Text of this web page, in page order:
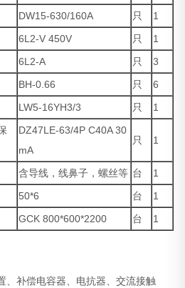
DW15-630/160A 只
1
6L2-V 450V 只
1
6L2-A 只
3
BH-0.66 只
6
LW5-16YH3/3 只
1
DZ47LE-63/4P C40A 30
mA
只 1
含导线，线鼻子，螺丝等 台
1
50*6 台
1
GCK 800*600*2200 台
1
、补偿电容器、电抗器、交流接触